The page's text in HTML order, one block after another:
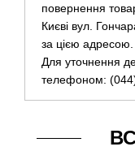
повернення
Києві вул.
за цією адресою.
Для уточнення
телефоном: